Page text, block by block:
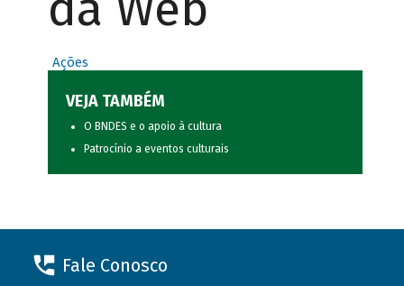
Ações
VEJA TAMBÉM
O BNDES e o apoio à cultura
Patrocínio a eventos culturais
Fale Conosco